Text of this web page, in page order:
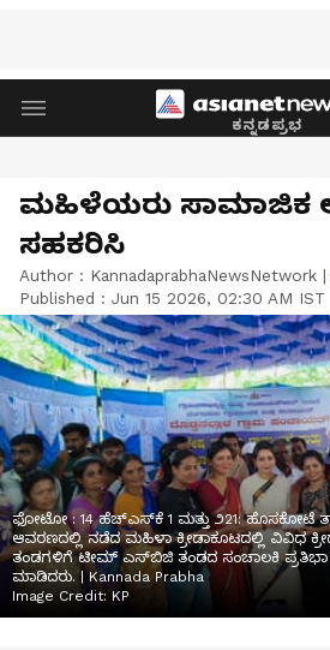
ಕನ್ನಡಪ್ರಭ
ಮಹಿಳೆಯರು ಸಾಮಾಜಿಕ
ಸಹಕರಿಸಿ
Author : KannadaprabhaNewsNetwork |
Published : Jun 15 2026, 02:30 AM IST
ಫೋಟೋ : 14 ಹೆಚ್‌ಎಸ್‌ಕೆ 1 ಮತ್ತು ೨21: ಹೊಸಕೋಟೆ
ಆವರಣದಲ್ಲಿ ನಡೆದ ಮಹಿಳಾ ಕ್ರೀಡಾಕೂಟದಲ್ಲಿ ವಿವಿಧ
ತಂಡಗಳಿಗೆ ಟೀಮ್ ಎಸ್‌ಬಿಜಿ ತಂಡದ ಸಂಚಾಲಕಿ
ಮಾಡಿದರು. | Kannada Prabha
Image Credit: KP